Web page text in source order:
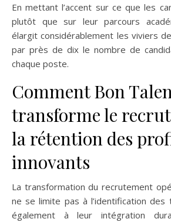
En mettant l’accent sur ce que les
plutôt que sur leur parcours
élargit considérablement les viviers
par près de dix le nombre de
chaque poste.
Comment Bon
transforme le
la rétention des
innovants
La transformation du recrutement
ne se limite pas à l’identification des
également à leur intégration